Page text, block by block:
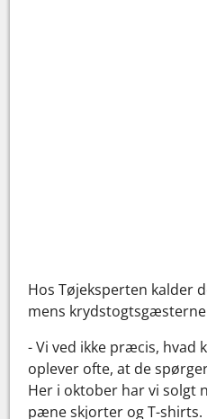
Hos Tøjeksperten kalder
mens
- Vi ved ikke præcis, hvad
oplever ofte, at de
Her i oktober har vi solgt
pæne skjorter og T-